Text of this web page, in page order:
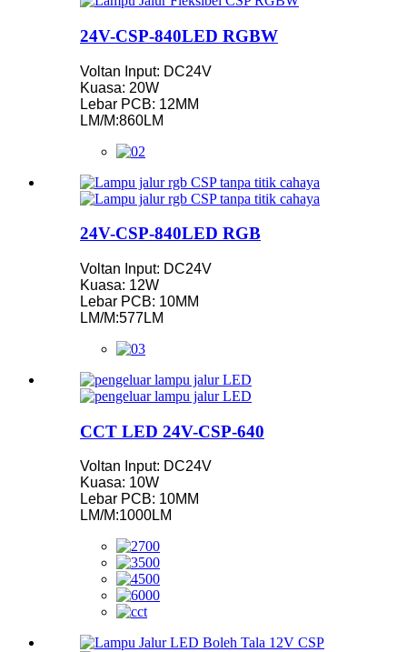
24V-CSP-840LED RGBW
Voltan Input: DC24V
Kuasa: 20W
Lebar PCB: 12MM
LM/M:860LM
24V-CSP-840LED RGB
Voltan Input: DC24V
Kuasa: 12W
Lebar PCB: 10MM
LM/M:577LM
CCT LED 24V-CSP-640
Voltan Input: DC24V
Kuasa: 10W
Lebar PCB: 10MM
LM/M:1000LM